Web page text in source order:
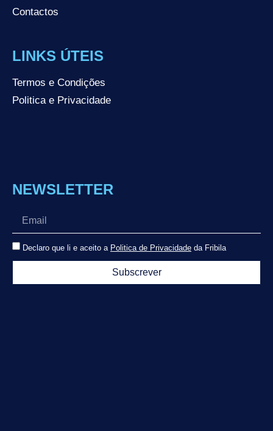
Contactos
LINKS ÚTEIS
Termos e Condições
Politica e Privacidade
NEWSLETTER
Declaro que li e aceito a Politica de Privacidade da Fribila
Subscrever